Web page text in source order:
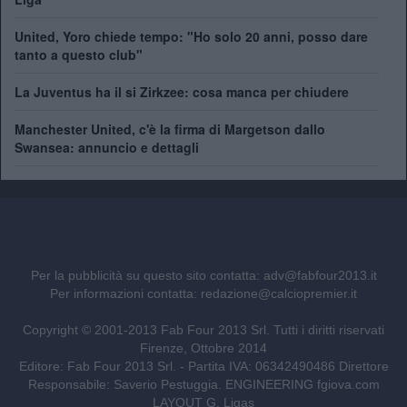
United, Yoro chiede tempo: "Ho solo 20 anni, posso dare
tanto a questo club"
La Juventus ha il si Zirkzee: cosa manca per chiudere
Manchester United, c'è la firma di Margetson dallo
Swansea: annuncio e dettagli
Per la pubblicità su questo sito contatta: adv@fabfour2013.it
Per informazioni contatta: redazione@calciopremier.it
Copyright © 2001-2013 Fab Four 2013 Srl. Tutti i diritti riservati
Firenze, Ottobre 2014
Editore: Fab Four 2013 Srl. - Partita IVA: 06342490486 Direttore
Responsabile: Saverio Pestuggia. ENGINEERING fgiova.com
LAYOUT G. Ligas